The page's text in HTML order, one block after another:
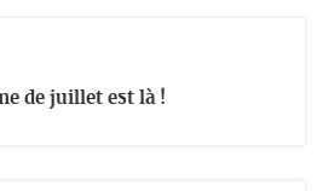
de juillet est là !